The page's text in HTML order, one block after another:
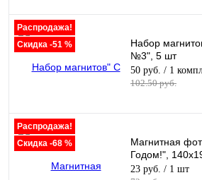
Распродажа!
Скидка -51 %
Набор
№3", 5 шт
50 руб. / 1
102.50 руб.
Распродажа!
Скидка -68 %
Магнитная
Годом!",
23 руб. / 1 шт